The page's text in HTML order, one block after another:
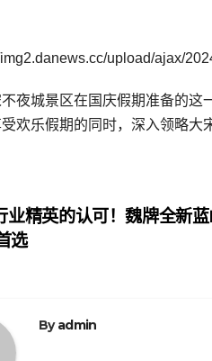
夜城景区在国庆假期准备的
欢乐假期的同时，深入领略大
业精英的认可！魏牌全新
选
Byadmin